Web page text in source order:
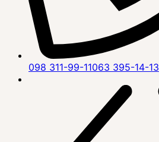
098 311-99-11063 395-14-13